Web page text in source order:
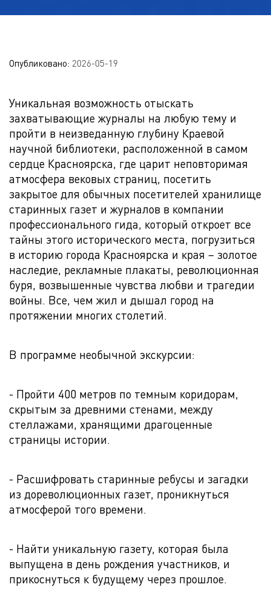
Опубликовано: 2026-05-19
Уникальная возможность отыскать
захватывающие журналы на любую тему и
пройти в неизведанную глубину Краевой
научной библиотеки, расположенной в самом
сердце Красноярска, где царит неповторимая
атмосфера вековых страниц, посетить
закрытое для обычных посетителей хранилище
старинных газет и журналов в компании
профессионального гида, который откроет все
тайны этого исторического места, погрузиться
в историю города Красноярска и края – золотое
наследие, рекламные плакаты, революционная
буря, возвышенные чувства любви и трагедии
войны. Все, чем жил и дышал город на
протяжении многих столетий.
В программе необычной экскурсии:
- Пройти 400 метров по темным коридорам,
скрытым за древними стенами, между
стеллажами, хранящими драгоценные
страницы истории.
- Расшифровать старинные ребусы и загадки
из дореволюционных газет, проникнуться
атмосферой того времени.
- Найти уникальную газету, которая была
выпущена в день рождения участников, и
прикоснуться к будущему через прошлое.